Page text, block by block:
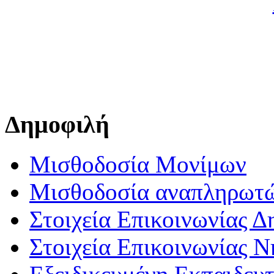
Δημοφιλή
Μισθοδοσία Μονίμων
Μισθοδοσία
Στοιχεία Επικοινωνίας
Στοιχεία Επικοινωνίας